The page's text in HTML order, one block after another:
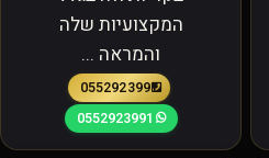
המקצועיות שלה
והמראה ...
0552923991
0552923991